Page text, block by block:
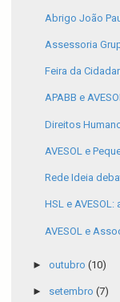
Abrigo João
Assessoria
Feira da
APABB e
Direitos
AVESOL e
Rede Ideia
HSL e
AVESOL e
► outubro (10)
► setembro (7)